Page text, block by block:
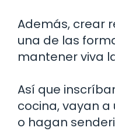
Además, crear
una de las
mantener viva
Así que
cocina, vayan
o hagan